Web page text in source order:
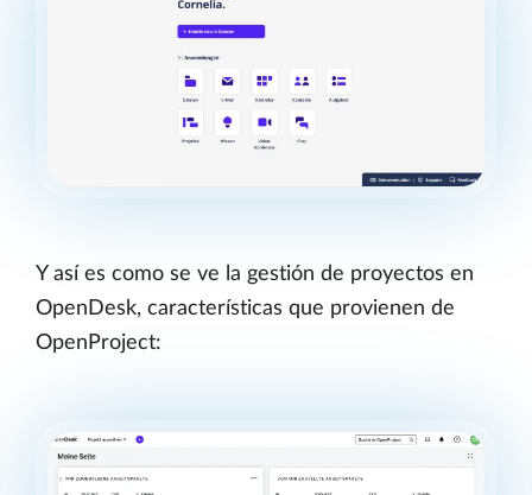
Y así es como se ve la gestión de proyectos en
OpenDesk, características que provienen de
OpenProject: